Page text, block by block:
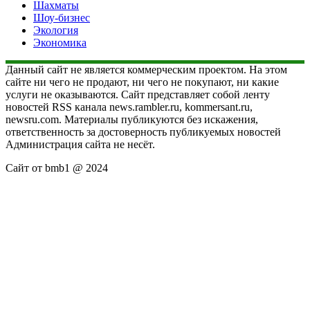
Шахматы
Шоу-бизнес
Экология
Экономика
Данный сайт не является коммерческим проектом. На этом
сайте ни чего не продают, ни чего не покупают, ни какие
услуги не оказываются. Сайт представляет собой ленту
новостей RSS канала news.rambler.ru, kommersant.ru,
newsru.com. Материалы публикуются без искажения,
ответственность за достоверность публикуемых новостей
Администрация сайта не несёт.
Сайт от bmb1 @ 2024